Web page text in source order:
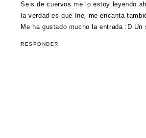
Seis de cuervos me lo estoy leyendo
la verdad es que Inej me encanta
Me ha gustado mucho la entrada :D Un
RESPONDER